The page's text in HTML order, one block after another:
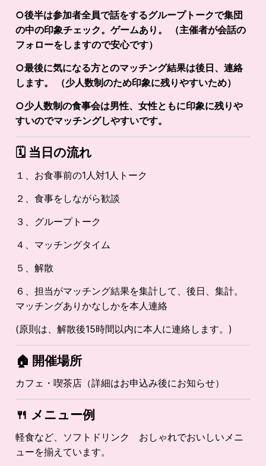
○後半は参加者全員で話をするグループトークで集団
の中の印象チェック。ゲームあり。 （主催者が会話の
フォローをしますので安心です）
○最後に気になる方とのマッチング結果は後日、連絡
します。 （少人数制のため印象に残りやすいため）
○少人数制の食事会は男性、女性ともに印象に残りや
すいのでマッチングしやすいです。
🗓️ 当日の流れ
１、お食事前の1人対1人トーク
２、食事をしながら歓談
３、グループトーク
４、マッチングタイム
５、解散
６、担当がマッチング結果を集計して、後日、集計。
マッチングありかなしかを本人連絡
(原則は、解散後15時間以内に本人に連絡します。)
🏠 開催場所
カフェ・喫茶店（詳細はお申込み後にお知らせ）
🍴 メニュー例
軽食など、ソフトドリンク おしゃれでおいしいメニ
ューを揃えています。